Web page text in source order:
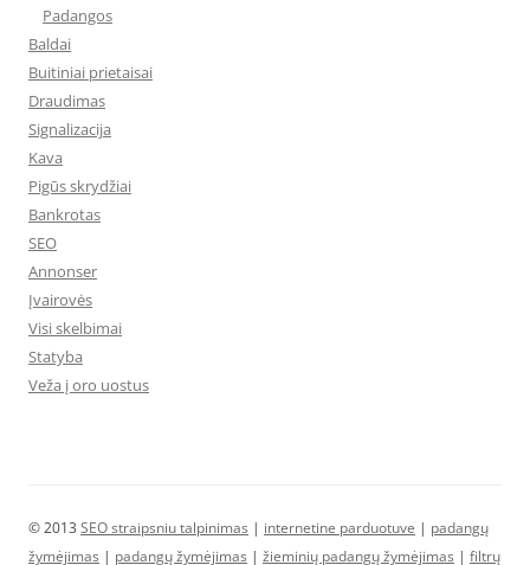
Padangos
Baldai
Buitiniai prietaisai
Draudimas
Signalizacija
Kava
Pigūs skrydžiai
Bankrotas
SEO
Annonser
Įvairovės
Visi skelbimai
Statyba
Veža į oro uostus
© 2013 SEO straipsniu talpinimas | internetine parduotuve | padangų
žymėjimas | padangų žymėjimas | žieminių padangų žymėjimas | filtrų